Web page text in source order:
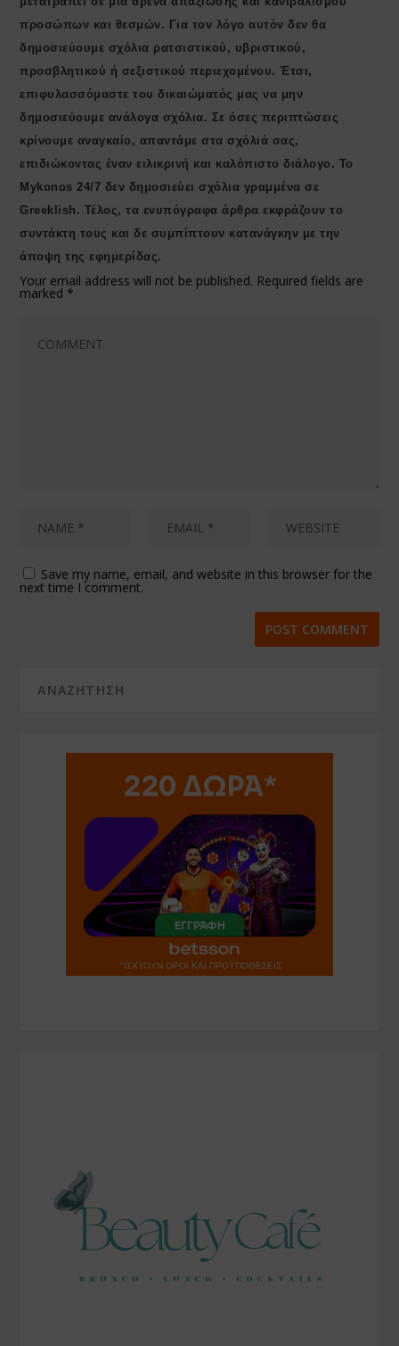
προσώπων και θεσμών. Για τον λόγο αυτόν δεν θα
δημοσιεύουμε σχόλια ρατσιστικού, υβριστικού,
προσβλητικού ή σεξιστικού περιεχομένου. Έτσι,
επιφυλασσόμαστε του δικαιώματός μας να μην
δημοσιεύουμε ανάλογα σχόλια. Σε όσες περιπτώσεις
κρίνουμε αναγκαίο, απαντάμε στα σχόλιά σας,
επιδιώκοντας έναν ειλικρινή και καλόπιστο διάλογο. Το
Μykonos 24/7 δεν δημοσιεύει σχόλια γραμμένα σε
Greeklish. Τέλος, τα ενυπόγραφα άρθρα εκφράζουν το
συντάκτη τους και δε συμπίπτουν κατανάγκην με την
άποψη της εφημερίδας.
Your email address will not be published. Required fields are
marked *
Save my name, email, and website in this browser for the
next time I comment.